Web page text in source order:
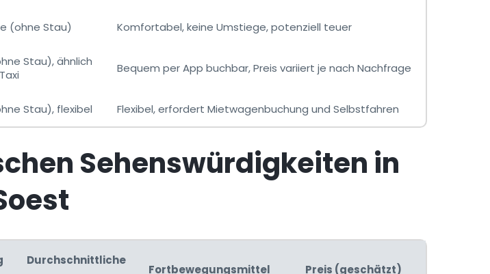
(ohne Stau) Komfortabel, keine Umstiege, potenziell teuer
Stau), ähnlich
Taxi
Bequem per App buchbar, Preis variiert je nach Nachfrage
Stau), flexibel Flexibel, erfordert Mietwagenbuchung und Selbstfahren
Sehenswürdigkeiten in
Durchschnittliche
Fortbewegungsmittel Preis (geschätzt)